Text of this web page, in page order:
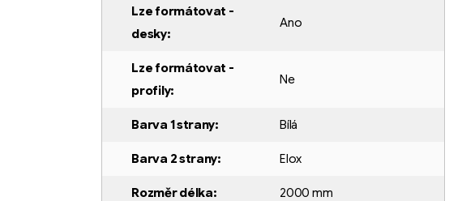
Lze formátovat -
desky:
Ano
Lze formátovat -
profily:
Ne
Barva 1 strany: Bílá
Barva 2 strany: Elox
Rozměr délka: 2000 mm